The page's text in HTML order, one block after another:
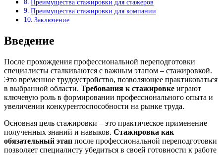
Преимущества стажировки для стажеров
Преимущества стажировки для компании
Заключение
Введение
После прохождения профессиональной переподготовки
специалисты сталкиваются с важным этапом – стажировкой.
Это временное трудоустройство, позволяющее практиковаться
в выбранной области. Требования к стажировке играют
ключевую роль в формировании профессионального опыта и
увеличении конкурентоспособности на рынке труда.
Основная цель стажировки – это практическое применение
полученных знаний и навыков. Стажировка как
обязательный этап после профессиональной переподготовки
позволяет специалисту убедиться в своей готовности к работе